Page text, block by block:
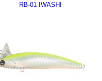
RB-01 IWASHI